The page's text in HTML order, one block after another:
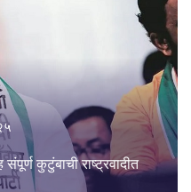
कुटुंबाची राष्ट्रवादीत